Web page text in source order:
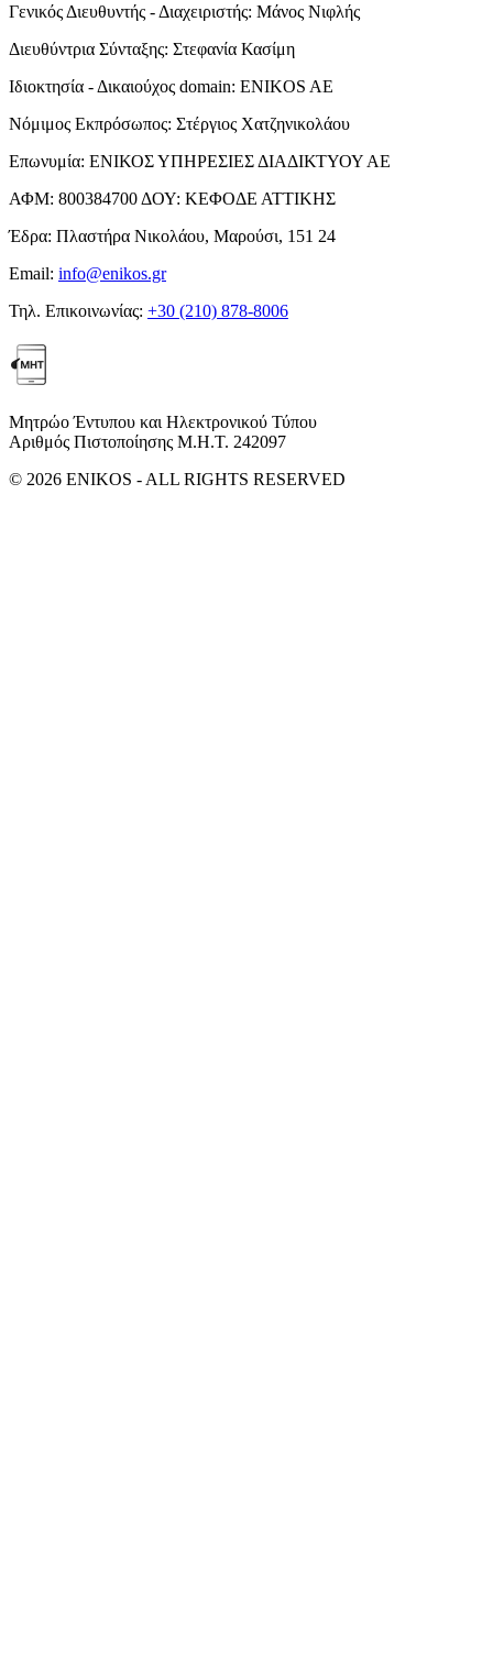
Γενικός Διευθυντής - Διαχειριστής: Μάνος Νιφλής
Διευθύντρια Σύνταξης: Στεφανία Κασίμη
Ιδιοκτησία - Δικαιούχος domain: ENIKOS AE
Νόμιμος Εκπρόσωπος: Στέργιος Χατζηνικολάου
Επωνυμία: ΕΝΙΚΟΣ ΥΠΗΡΕΣΙΕΣ ΔΙΑΔΙΚΤΥΟΥ ΑΕ
ΑΦΜ: 800384700 ΔΟΥ: ΚΕΦΟΔΕ ΑΤΤΙΚΗΣ
Έδρα: Πλαστήρα Νικολάου, Μαρούσι, 151 24
Email: info@enikos.gr
Τηλ. Επικοινωνίας: +30 (210) 878-8006
Μητρώο Έντυπου και Ηλεκτρονικού Τύπου
Αριθμός Πιστοποίησης Μ.Η.Τ. 242097
© 2026 ENIKOS - ALL RIGHTS RESERVED